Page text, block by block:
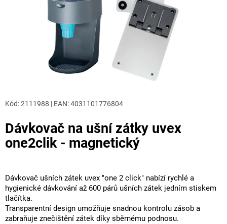
Dávkovač na ušní zátky uvex
one2clik - magnetický
Kód:2111988 | EAN:4031101776804
Dávkovač ušních zátek uvex "one 2 click" nabízí rychlé a
hygienické dávkování až 600 párů ušních zátek jedním stiskem
tlačítka.
Transparentní design umožňuje snadnou kontrolu zásob a
zabraňuje znečištění zátek díky sběrnému podnosu.